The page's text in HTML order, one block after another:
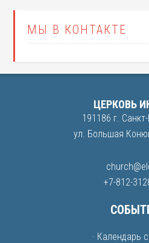
МЫ В КОНТАКТЕ
ЦЕРКОВЬ
191186 г.
ул. Большая
+7-812-
· Календарь